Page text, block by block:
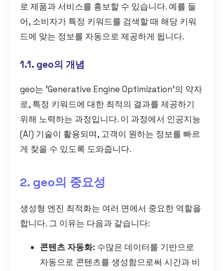
로 제품과 서비스를 홍보할 수 있습니다. 예를 들
어, 소비자가 특정 키워드를 검색할 때 해당 키워
드에 맞는 정보를 자동으로 제공하게 됩니다.
1.1. geo의 개념
geo는 'Generative Engine Optimization'의 약자
로, 특정 키워드에 대한 최적의 결과를 제공하기
위해 노력하는 과정입니다. 이 과정에서 인공지능
(AI) 기술이 활용되며, 고객이 원하는 정보를 빠르
게 찾을 수 있도록 도와줍니다.
2. geo의 중요성
생성형 엔진 최적화는 여러 면에서 중요한 역할을
합니다. 그 이유는 다음과 같습니다:
콘텐츠 자동화: 수많은 데이터를 기반으로
자동으로 콘텐츠를 생성함으로써 시간과 비